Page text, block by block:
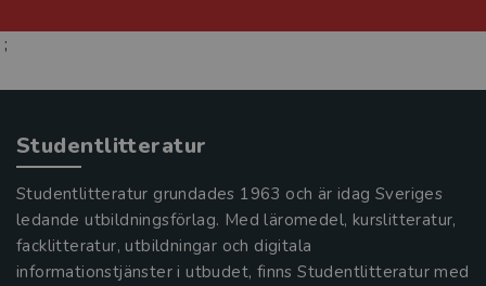
;
Studentlitteratur
Studentlitteratur grundades 1963 och är idag Sveriges
ledande utbildningsförlag. Med läromedel, kurslitteratur,
facklitteratur, utbildningar och digitala
informationstjänster i utbudet, finns Studentlitteratur med